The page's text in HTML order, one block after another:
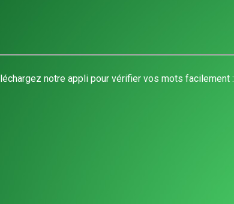
notre appli pour vérifier vos mots facilement :